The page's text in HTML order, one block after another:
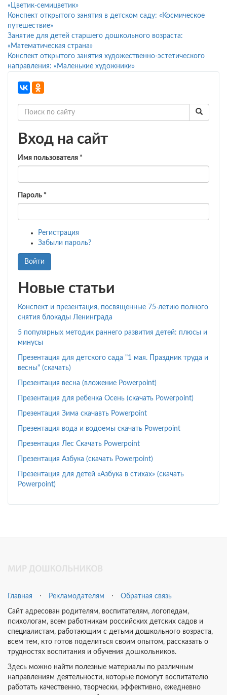
«Цветик-семицветик»
Конспект открытого занятия в детском саду: «Космическое
путешествие»
Занятие для детей старшего дошкольного возраста:
«Математическая страна»
Конспект открытого занятия художественно-эстетического
направления: «Маленькие художники»
Вход на сайт
Имя пользователя *
Пароль *
Регистрация
Забыли пароль?
Войти
Новые статьи
Конспект и презентация, посвященные 75-летию полного
снятия блокады Ленинграда
5 популярных методик раннего развития детей: плюсы и
минусы
Презентация для детского сада "1 мая. Праздник труда и
весны" (скачать)
Презентация весна (вложение Powerpoint)
Презентация для ребенка Осень (скачать Powerpoint)
Презентация Зима скачавть Powerpoint
Презентация вода и водоемы скачать Powerpoint
Презентация Лес Скачать Powerpoint
Презентация Азбука (скачать Powerpoint)
Презентация для детей «Азбука в стихах» (скачать
Powerpoint)
Главная ⋅ Рекламодателям ⋅ Обратная связь
Сайт адресован родителям, воспитателям, логопедам,
психологам, всем работникам российских детских садов и
специалистам, работающим с детьми дошкольного возраста,
всем тем, кто готов поделиться своим опытом, рассказать о
трудностях воспитания и обучения дошкольников.
Здесь можно найти полезные материалы по различным
направлениям деятельности, которые помогут воспитателю
работать качественно, творчески, эффективно, ежедневно